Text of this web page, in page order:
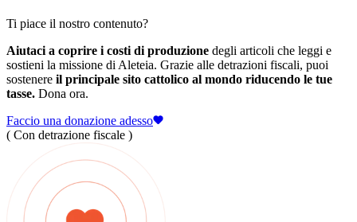
Ti piace il nostro contenuto?
Aiutaci a coprire i costi di produzione degli articoli che leggi e
sostieni la missione di Aleteia. Grazie alle detrazioni fiscali, puoi
sostenere il principale sito cattolico al mondo riducendo le tue
tasse. Dona ora.
Faccio una donazione adesso
( Con detrazione fiscale )